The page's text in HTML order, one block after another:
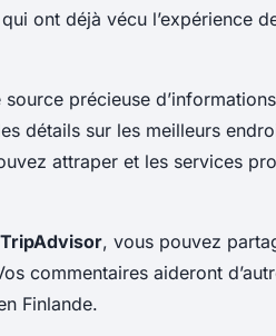
ont déjà vécu l’expérience
source précieuse
détails sur les meilleurs
attraper et les services
, vous pouvez
commentaires aideront
Finlande.